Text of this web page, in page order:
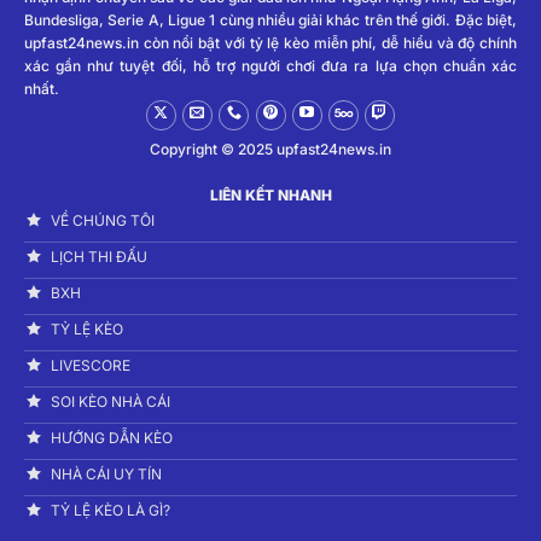
1,862
044***3233
Gffdd***@gmail.com
1,861
098***1622
trung***@gmail.com
1,860
090***5069
trant***@gmail.com
039***5425
nguye***@gmail.com
1,857
077***4641
1,856
097***2064
1,855
1,854
1,853
1,852
036***1350
1,851
037***7030
1,850
076***2278
1,849
032***7692
Bundesliga, Serie A, Ligue 1 cùng nhiều giải khác trên thế giới. Đặc biệt,
upfast24news.in còn nổi bật với tỷ lệ kèo miễn phí, dễ hiểu và độ chính
xác gần như tuyệt đối, hỗ trợ người chơi đưa ra lựa chọn chuẩn xác
nhất.
Copyright © 2025 upfast24news.in
LIÊN KẾT NHANH
VỀ CHÚNG TÔI
LỊCH THI ĐẤU
BXH
TỶ LỆ KÈO
LIVESCORE
SOI KÈO NHÀ CÁI
HƯỚNG DẪN KÈO
NHÀ CÁI UY TÍN
TỶ LỆ KÈO LÀ GÌ?